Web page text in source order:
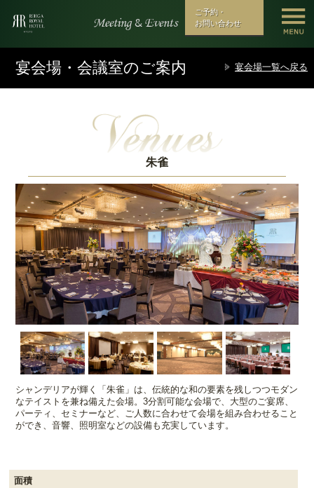
ご予約・
お問い合わせ
宴会場・会議室のご案内 宴会場一覧へ戻る
朱雀
シャンデリアが輝く「朱雀」は、伝統的な和の要素を残しつつモダン
なテイストを兼ね備えた会場。3分割可能な会場で、大型のご宴席、
パーティ、セミナーなど、ご人数に合わせて会場を組み合わせること
ができ、音響、照明室などの設備も充実しています。
面積